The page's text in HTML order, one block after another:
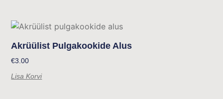
Akrüülist Pulgakookide Alus
€3.00
Lisa Korvi